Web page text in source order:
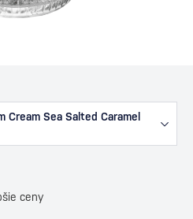
Cream Sea Salted Caramel
ceny